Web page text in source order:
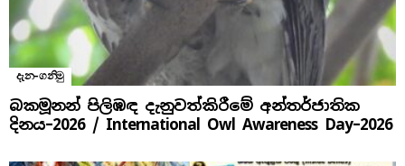
දැන-ගනිමු
බකමූනන් පිලිඹඳ දැනුවත්කිරීමේ අන්තර්ජාතික
දිනය​–2026 / International Owl Awareness Day–2026